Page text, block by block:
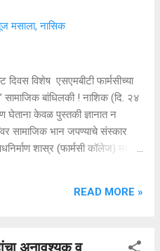
अ‍ॅक्शनचा समावेश असलेल्या
आणि वेधाच्या रूपात पोलिस आणि
मसाला, नासिक
दिवस विशेष एसएमबीटी फार्मसीच्या
सामाजिक बांधिलकी ! नाशिक (दि. २४
घेताना केवळ पुस्तकी ज्ञानात न
सामाजिक भान जपण्याचे संस्कार
शास्र (फार्मसी कॉलेज) मध्ये
नंदीहिल्स, धामणगाव
READ MORE »
अनावश्यक व